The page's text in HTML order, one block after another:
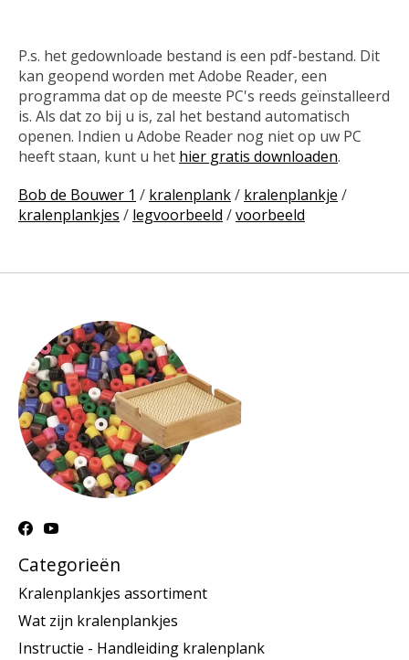
P.s. het gedownloade bestand is een pdf-bestand. Dit
kan geopend worden met Adobe Reader, een
programma dat op de meeste PC's reeds geïnstalleerd
is. Als dat zo bij u is, zal het bestand automatisch
openen. Indien u Adobe Reader nog niet op uw PC
heeft staan, kunt u het hier gratis downloaden.
Bob de Bouwer 1 / kralenplank/ kralenplankje /
kralenplankjes / legvoorbeeld /voorbeeld
Categorieën
Kralenplankjes assortiment
Wat zijn kralenplankjes
Instructie - Handleiding kralenplank